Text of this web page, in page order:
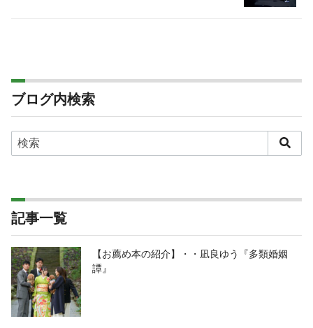
ブログ内検索
記事一覧
【お薦め本の紹介】・・凪良ゆう『多類婚姻
譚』